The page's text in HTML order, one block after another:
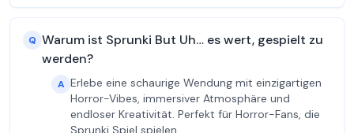
Q Warum ist Sprunki But Uh… es wert, gespielt zu
werden?
A Erlebe eine schaurige Wendung mit einzigartigen
Horror-Vibes, immersiver Atmosphäre und
endloser Kreativität. Perfekt für Horror-Fans, die
Sprunki Spiel spielen.